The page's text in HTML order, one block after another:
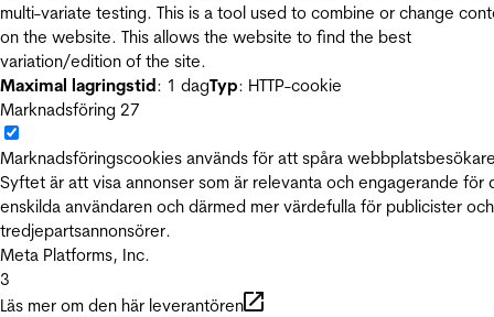
multi-variate testing. This is a tool used to combine or change
on the website. This allows the website to find the best
variation/edition of the site.
Maximal lagringstid: 1 dagTyp: HTTP-cookie
Marknadsföring 27
Marknadsföringscookies används för att spåra
Syftet är att visa annonser som är relevanta och engagerande för
enskilda användaren och därmed mer värdefulla för publicister och
tredjepartsannonsörer.
Meta Platforms, Inc.
3
Läs mer om den här leverantören